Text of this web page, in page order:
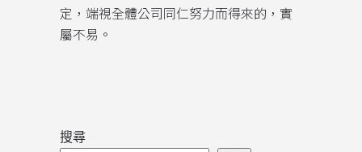
定，端視全體公司同仁努力而得來的，實
屬不易。
搜尋